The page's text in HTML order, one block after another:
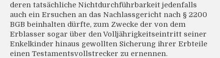
deren tatsächliche Nichtdurchführbarkeit jedenfalls
auch ein Ersuchen an das Nachlassgericht nach § 2200
BGB beinhalten dürfte, zum Zwecke der von dem
Erblasser sogar über den Volljährigkeitseintritt seiner
Enkelkinder hinaus gewollten Sicherung ihrer Erbteile
einen Testamentsvollstrecker zu ernennen.